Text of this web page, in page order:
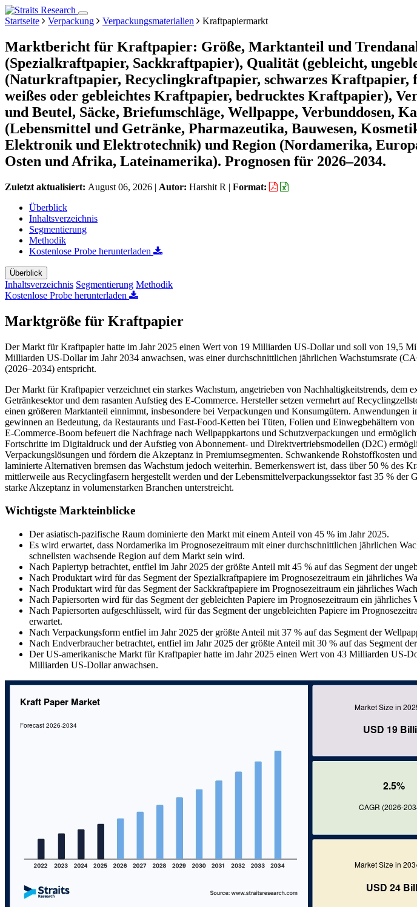
Startseite Verpackung Verpackungsmaterialien Kraftpapiermarkt
Marktbericht für Kraftpapier: Größe, Marktanteil und
(Spezialkraftpapier, Sackkraftpapier), Qualität (gebleicht,
(Naturkraftpapier, Recyclingkraftpapier, schwarzes Kraftpapier,
weißes oder gebleichtes Kraftpapier, bedrucktes Kraftpapier),
und Beutel, Säcke, Briefumschläge, Wellpappe, Verbunddosen,
(Lebensmittel und Getränke, Pharmazeutika, Bauwesen,
Elektronik und Elektrotechnik) und Region (Nordamerika,
Osten und Afrika, Lateinamerika). Prognosen für 2026–2034.
Zuletzt aktualisiert: August 06, 2026 | Autor: Harshit R | Format:
Überblick
Inhaltsverzeichnis
Segmentierung
Methodik
Kostenlose Probe herunterladen
Überblick
Inhaltsverzeichnis Segmentierung Methodik
Kostenlose Probe herunterladen
Marktgröße für Kraftpapier
Der Markt für Kraftpapier hatte im Jahr 2025 einen Wert von 19 Milliarden US-Dollar und soll von 19,5
Milliarden US-Dollar im Jahr 2034 anwachsen, was einer durchschnittlichen jährlichen Wachstumsrate
(2026–2034) entspricht.
Der Markt für Kraftpapier verzeichnet ein starkes Wachstum, angetrieben von Nachhaltigkeitstrends, dem
Getränkesektor und dem rasanten Aufstieg des E-Commerce. Hersteller setzen vermehrt auf
einen größeren Marktanteil einnimmt, insbesondere bei Verpackungen und Konsumgütern. Anwendungen
gewinnen an Bedeutung, da Restaurants und Fast-Food-Ketten bei Tüten, Folien und Einwegbehältern
E-Commerce-Boom befeuert die Nachfrage nach Wellpappkartons und Schutzverpackungen und
Fortschritte im Digitaldruck und der Aufstieg von Abonnement- und Direktvertriebsmodellen (D2C)
Verpackungslösungen und fördern die Akzeptanz in Premiumsegmenten. Schwankende Rohstoffkosten
laminierte Alternativen bremsen das Wachstum jedoch weiterhin. Bemerkenswert ist, dass über 50 % des
mittlerweile aus Recyclingfasern hergestellt werden und der Lebensmittelverpackungssektor fast 35 % der
starke Akzeptanz in volumenstarken Branchen unterstreicht.
Wichtigste Markteinblicke
Der asiatisch-pazifische Raum dominierte den Markt mit einem Anteil von 45 % im Jahr 2025.
Es wird erwartet, dass Nordamerika im Prognosezeitraum mit einer durchschnittlichen jährlichen
schnellsten wachsende Region auf dem Markt sein wird.
Nach Papiertyp betrachtet, entfiel im Jahr 2025 der größte Anteil mit 45 % auf das Segment der
Nach Produktart wird für das Segment der Spezialkraftpapiere im Prognosezeitraum ein jährliches
Nach Produktart wird für das Segment der Sackkraftpapiere im Prognosezeitraum ein jährliches
Nach Papiersorten wird für das Segment der gebleichten Papiere im Prognosezeitraum ein jährliches
Nach Papiersorten aufgeschlüsselt, wird für das Segment der ungebleichten Papiere im
erwartet.
Nach Verpackungsform entfiel im Jahr 2025 der größte Anteil mit 37 % auf das Segment der
Nach Endverbraucher betrachtet, entfiel im Jahr 2025 der größte Anteil mit 30 % auf das Segment
Der US-amerikanische Markt für Kraftpapier hatte im Jahr 2025 einen Wert von 43 Milliarden US-
Milliarden US-Dollar anwachsen.